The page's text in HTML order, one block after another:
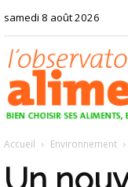
samedi 8 août 2026
Accueil Environnement